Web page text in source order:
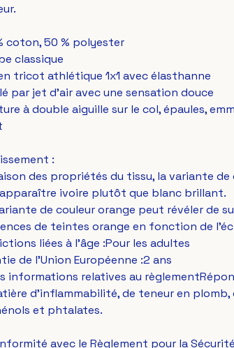
coton, 50 % polyester
classique
tricot athlétique 1x1 avec élasthanne
par jet d'air avec une sensation douce
à double aiguille sur le col, épaules,
:
des propriétés du tissu, la variante
ivoire plutôt que blanc brillant.
de couleur orange peut révéler de
de teintes orange en fonction de
liées à l'âge :Pour les adultes
de l'Union Européenne :2 ans
informations relatives au
d'inflammabilité, de teneur en plomb,
et phtalates.
avec le Règlement pour la